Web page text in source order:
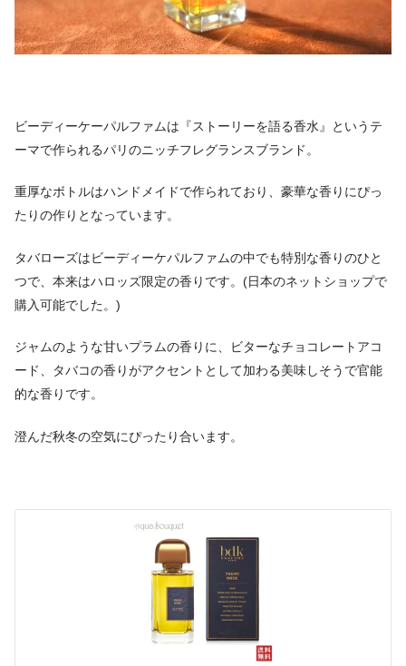
ビーディーケーパルファムは『ストーリーを語る香水』というテ
ーマで作られるパリのニッチフレグランスブランド。
重厚なボトルはハンドメイドで作られており、豪華な香りにぴっ
たりの作りとなっています。
タバローズはビーディーケパルファムの中でも特別な香りのひと
つで、本来はハロッズ限定の香りです。(日本のネットショップで
購入可能でした。)
ジャムのような甘いプラムの香りに、ビターなチョコレートアコ
ード、タバコの香りがアクセントとして加わる美味しそうで官能
的な香りです。
澄んだ秋冬の空気にぴったり合います。